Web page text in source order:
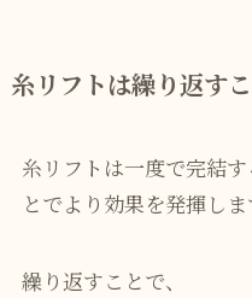
糸リフトは繰り返す
糸リフトは一度で完結
とでより効果を発揮しま
繰り返すことで、